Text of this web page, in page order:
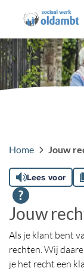
Home Jouw
Lees voor
Jouw
Als je klant bent
rechten. Wij
je het recht een